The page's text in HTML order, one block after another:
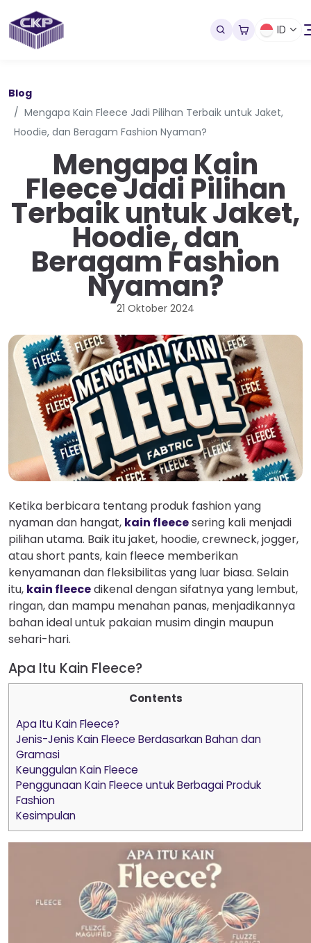
ID
Blog
Mengapa Kain Fleece Jadi Pilihan Terbaik untuk Jaket,
Hoodie, dan Beragam Fashion Nyaman?
Mengapa Kain
Fleece Jadi Pilihan
Terbaik untuk Jaket,
Hoodie, dan
Beragam Fashion
Nyaman?
21 Oktober 2024
Ketika berbicara tentang produk fashion yang
nyaman dan hangat, kain fleecesering kali menjadi
pilihan utama. Baik itu jaket, hoodie, crewneck, jogger,
atau short pants, kain fleece memberikan
kenyamanan dan fleksibilitas yang luar biasa. Selain
itu, kain fleecedikenal dengan sifatnya yang lembut,
ringan, dan mampu menahan panas, menjadikannya
bahan ideal untuk pakaian musim dingin maupun
sehari-hari.
Apa Itu Kain Fleece?
Contents
Apa Itu Kain Fleece?
Jenis-Jenis Kain Fleece Berdasarkan Bahan dan
Gramasi
Keunggulan Kain Fleece
Penggunaan Kain Fleece untuk Berbagai Produk
Fashion
Kesimpulan